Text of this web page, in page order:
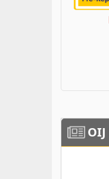
OIJ